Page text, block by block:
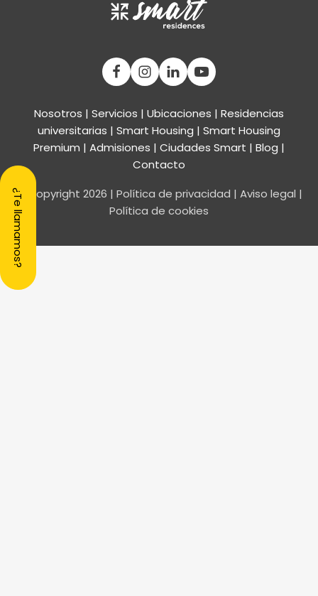
Nosotros | Servicios | Ubicaciones | Residencias
universitarias | Smart Housing | Smart Housing
Premium | Admisiones | Ciudades Smart | Blog |
Contacto
© Copyright 2026 | Política de privacidad | Aviso legal |
Política de cookies
¿Te llamamos?